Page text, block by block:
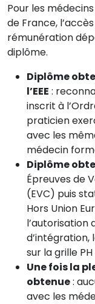
Pour les
de France,
rémunération
diplôme.
Diplôme
l’EEE :
inscrit à
praticien
avec les
médecin
Diplôme
Épreuves de
(EVC) puis
Hors Union
l’autorisation
sur la grille
Une fois la
obtenue:
avec les